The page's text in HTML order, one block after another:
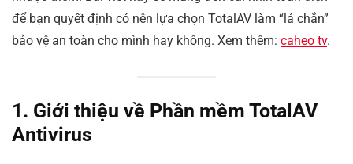
để bạn quyết định có nên lựa chọn TotalAV làm “lá chắn”
bảo vệ an toàn cho mình hay không. Xem thêm: caheo tv.
1. Giới thiệu về Phần mềm TotalAV
Antivirus